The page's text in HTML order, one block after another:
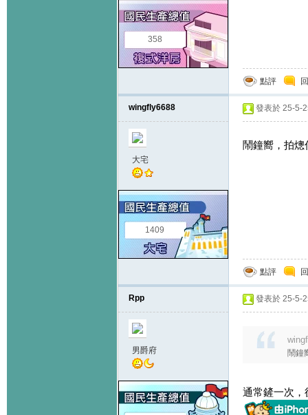
358
點評
wingfly6688
大宅
1409
發表於 25-5-
鬧鐘嚮，拍
點評
Rpp
男爵府
發表於 25-5-
鬧鐘
通常鏟一次，